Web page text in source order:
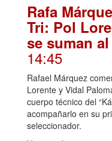
Rafa
Tri: Pol
se suman
14:45
Rafael Márquez
Lorente y Vidal
cuerpo técnico del
acompañarlo en su
seleccionador.